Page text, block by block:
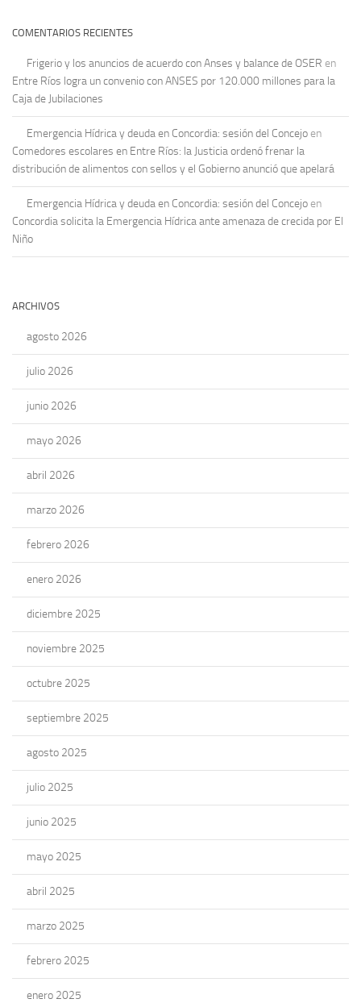
COMENTARIOS RECIENTES
Frigerio y los anuncios de acuerdo con Anses y balance de OSER en
Entre Ríos logra un convenio con ANSES por 120.000 millones para la
Caja de Jubilaciones
Emergencia Hídrica y deuda en Concordia: sesión del Concejo en
Comedores escolares en Entre Ríos: la Justicia ordenó frenar la
distribución de alimentos con sellos y el Gobierno anunció que apelará
Emergencia Hídrica y deuda en Concordia: sesión del Concejo en
Concordia solicita la Emergencia Hídrica ante amenaza de crecida por El
Niño
ARCHIVOS
agosto 2026
julio 2026
junio 2026
mayo 2026
abril 2026
marzo 2026
febrero 2026
enero 2026
diciembre 2025
noviembre 2025
octubre 2025
septiembre 2025
agosto 2025
julio 2025
junio 2025
mayo 2025
abril 2025
marzo 2025
febrero 2025
enero 2025